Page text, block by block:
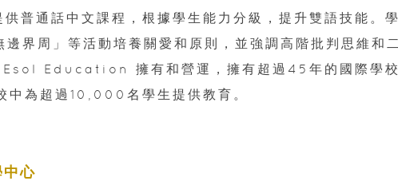
普通話中文課程，根據學生能力分級，提升雙語技能。
界周」等活動培養關愛和原則，並強調高階批判思維和
Esol Education 擁有和營運，擁有超過45年的國際學
中為超過10,000名學生提供教育。
心